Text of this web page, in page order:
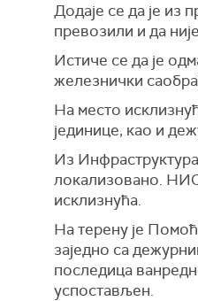
Додаје се да је из
превозили и да
Истиче се да је
железнички
На место
јединице, као и
Из
локализовано.
исклизнућа.
На терену је
заједно са
последица
успостављен.